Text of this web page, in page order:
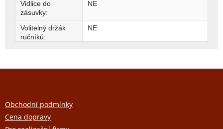
Vidlice do
zásuvky:
NE
Volitelný držák
ručníků:
NE
Z
aObchodní podmínky
Cena dopravy